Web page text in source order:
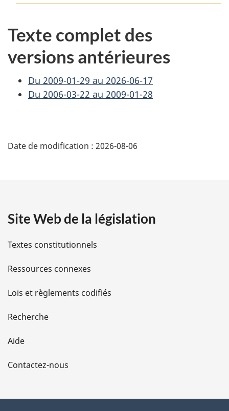
Texte complet des
versions antérieures
Du 2009-01-29 au 2026-06-17
Du 2006-03-22 au 2009-01-28
é
i
l
s
d
e
l
a
Date de modification : 2026-08-06
Site Web de la législation
Textes constitutionnels
Ressources connexes
Lois et règlements codifiés
Recherche
Aide
Contactez-nous